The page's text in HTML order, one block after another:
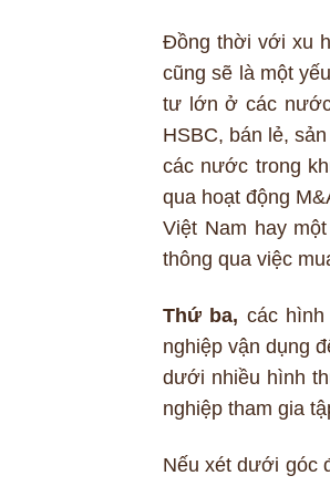
Đồng thời với xu
cũng sẽ là một
tư lớn ở các
HSBC, bán lẻ,
các nước trong
qua hoạt động
Việt Nam hay
thông qua việc
Thứ ba, các
nghiệp vận dụng
dưới nhiều hình
nghiệp tham gia
Nếu xét dưới góc